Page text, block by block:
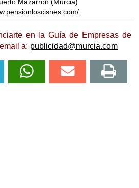
en la Guía de Empresas de
a: publicidad@murcia.com